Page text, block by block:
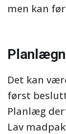
men kan
Det kan
først
Planlæg
Lav